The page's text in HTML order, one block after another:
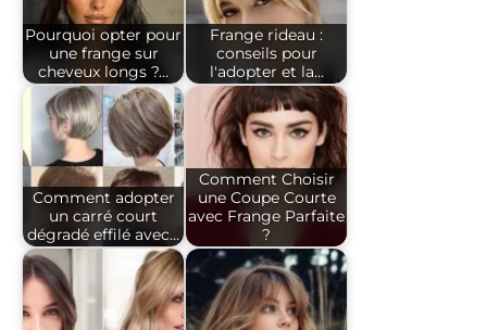
Pourquoi opter pour
une frange sur
cheveux longs ?…
Frange rideau :
conseils pour
l'adopter et la…
Comment adopter
un carré court
dégradé effilé avec…
Comment Choisir
une Coupe Courte
avec Frange Parfaite
?